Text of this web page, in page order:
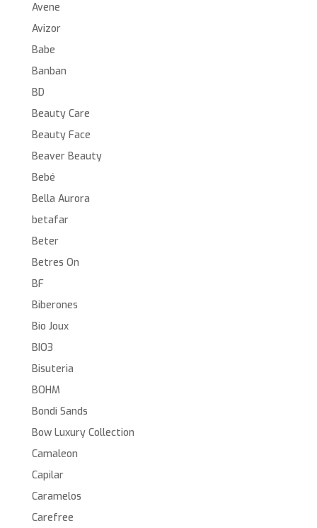
Avene
Avizor
Babe
Banban
BD
Beauty Care
Beauty Face
Beaver Beauty
Bebé
Bella Aurora
betafar
Beter
Betres On
BF
Biberones
Bio Joux
BIO3
Bisuteria
BOHM
Bondi Sands
Bow Luxury Collection
Camaleon
Capilar
Caramelos
Carefree